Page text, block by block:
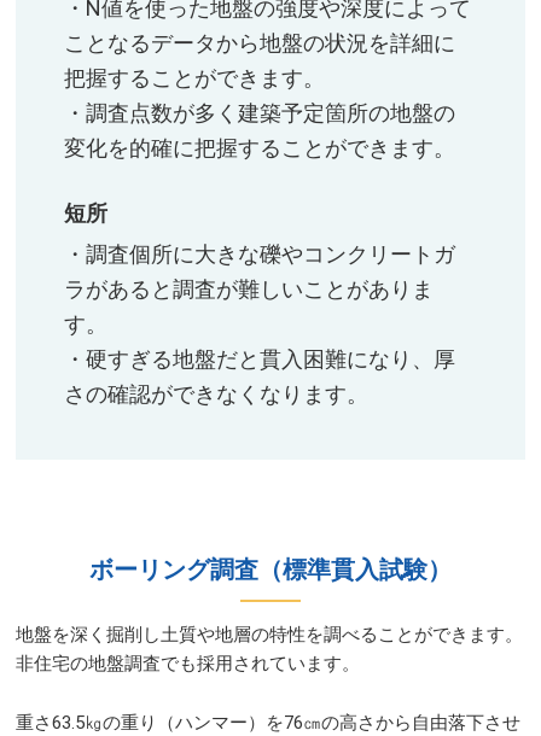
・N値を使った地盤の強度や深度によって
ことなるデータから地盤の状況を詳細に
把握することができます。​
・調査点数が多く建築予定箇所の地盤の
変化を的確に把握することができます。​
短所
・調査個所に大きな礫やコンクリートガ
ラがあると調査が難しいことがありま
す。​
・硬すぎる地盤だと貫入困難になり、厚
さの確認ができなくなります。​​
ボーリング調査（標準貫入試験）​
地盤を深く掘削し土質や地層の特性を調べることができます。​
非住宅の地盤調査でも採用されています。​​
重さ63.5㎏の重り（ハンマー）を76㎝の高さから自由落下させ